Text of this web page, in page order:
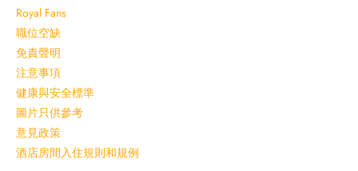
Royal Fans
職位空缺
免責聲明
注意事項
健康與安全標準
圖片只供參考
意見政策
酒店房間入住規則和規例